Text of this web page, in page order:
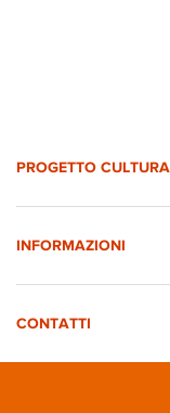
PROGETTO CULTURA
INFORMAZIONI
CONTATTI